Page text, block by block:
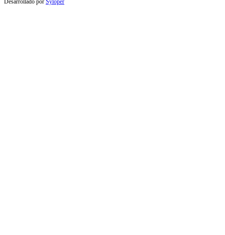
Desarrollado por Syloper